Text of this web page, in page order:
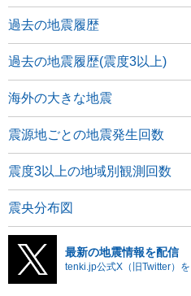
過去の地震履歴
過去の地震履歴(震度3以上)
海外の大きな地震
震源地ごとの地震発生回数
震度3以上の地域別観測回数
震央分布図
最新の地震情報を配信
tenki.jp公式X（旧Twitter）を